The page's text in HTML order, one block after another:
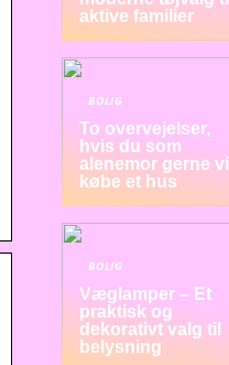
aktive familier
BOLIG
To overvejelser,
hvis du som
alenemor gerne vil
købe et hus
BOLIG
Væglamper – Et
praktisk og
dekorativt valg til
belysning